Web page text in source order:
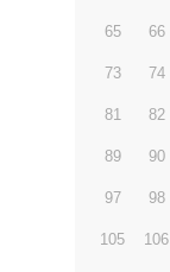
65 66
73 74
81 82
89 90
97 98
105 106